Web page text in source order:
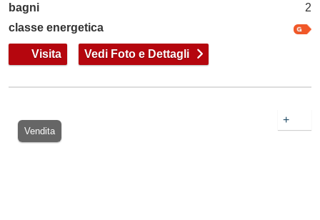
bagni
2
classe energetica
Visita Vedi Foto e Dettagli
Vendita
+